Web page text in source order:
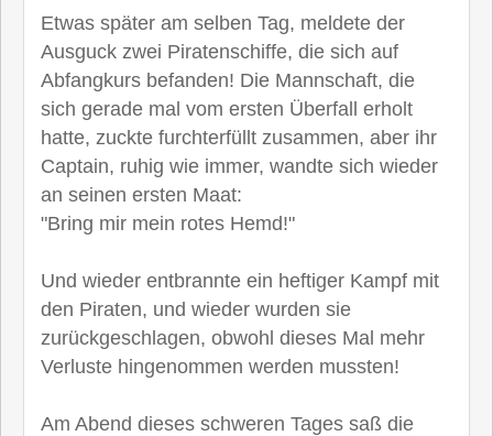
Etwas später am selben Tag, meldete der
Ausguck zwei Piratenschiffe, die sich auf
Abfangkurs befanden! Die Mannschaft, die
sich gerade mal vom ersten Überfall erholt
hatte, zuckte furchterfüllt zusammen, aber ihr
Captain, ruhig wie immer, wandte sich wieder
an seinen ersten Maat:
"Bring mir mein rotes Hemd!"
Und wieder entbrannte ein heftiger Kampf mit
den Piraten, und wieder wurden sie
zurückgeschlagen, obwohl dieses Mal mehr
Verluste hingenommen werden mussten!
Am Abend dieses schweren Tages saß die